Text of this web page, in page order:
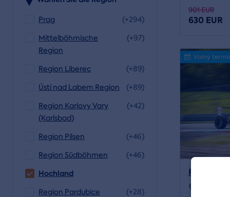
Prag
(+294)
Mittelböhmische
Region
(+97)
Region Liberec
(+89)
Ústí nad Labem Region
(+89)
Region Karlovy Vary
(Karlsbad)
(+42)
Region Pilsen
(+46)
Region Südböhmen
(+46)
Hochland
Region Pardubice
(+28)
901 EUR
630 EUR
Volný
Formel-